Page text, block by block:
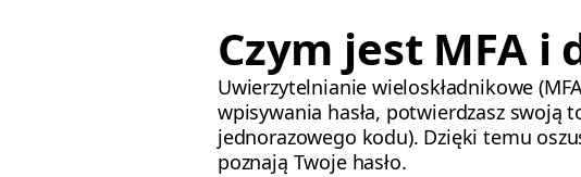
Czym jest MFA i
Uwierzytelnianie wieloskładnikowe
wpisywania hasła, potwierdzasz
jednorazowego kodu). Dzięki temu
poznają Twoje hasło.